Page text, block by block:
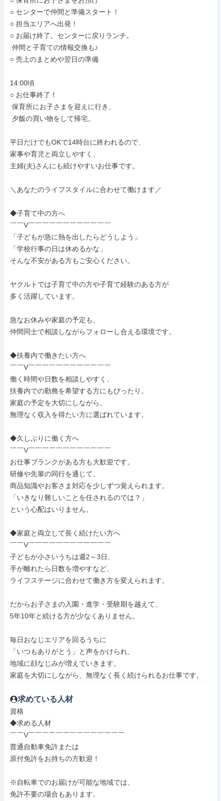
○ センターで仲間と準備スタート！
○ 担当エリアへ出発！
○ お届け終了。センターに戻りランチ。
○ 売上のまとめや翌日の準備
14:00頃
○ お仕事終了！
平日だけでもOKで14時台に終われるので、
家事や育児と両立しやすく、
主婦(夫)さんにも続けやすいお仕事です。
＼あなたのライフスタイルに合わせて働けます／
◆子育て中の方へ
￣￣V￣￣￣￣￣￣￣￣￣￣￣￣
「子どもが急に熱を出したらどうしよう」
「学校行事の日は休めるかな」
そんな不安がある方もご安心ください。
ヤクルトでは子育て中の方や子育て経験のある方が
多く活躍しています。
急なお休みや家庭の予定も、
仲間同士で相談しながらフォローし合える環境です。
◆扶養内で働きたい方へ
￣￣V￣￣￣￣￣￣￣￣￣￣￣￣
働く時間や日数を相談しやすく、
扶養内での勤務を希望する方にもぴったり。
家庭の予定を大切にしながら、
無理なく収入を得たい方に選ばれています。
◆久しぶりに働く方へ
￣￣V￣￣￣￣￣￣￣￣￣￣￣￣
お仕事ブランクがある方も大歓迎です。
研修や先輩の同行を通じて、
商品知識やお客さま対応を少しずつ覚えられます。
「いきなり難しいことを任されるのでは？」
という心配はいりません。
◆家庭と両立して長く続けたい方へ
￣￣V￣￣￣￣￣￣￣￣￣￣￣￣
子どもが小さいうちは週2～3日、
手が離れたら日数を増やすなど、
ライフステージに合わせて働き方を変えられます。
だからお子さまの入園・進学・受験期を越えて、
5年10年と続ける方が少なくありません。
毎日おなじエリアを回るうちに
「いつもありがとう」と声をかけられ、
地域に顔なじみが増えていきます。
家庭を大切にしながら、無理なく長く続けられるお仕事です。
求めている人材
資格
◆求める人材
￣￣V￣￣￣￣￣￣￣￣￣￣￣￣￣￣
普通自動車免許または
原付免許をお持ちの方歓迎！
※自転車でのお届けが可能な地域では、
免許不要の場合もあります。